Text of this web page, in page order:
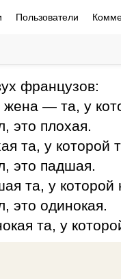
Пользователи
французов:
— та, у
это плохая.
та, у которой
это падшая.
та, у которой
это одинокая.
та, у